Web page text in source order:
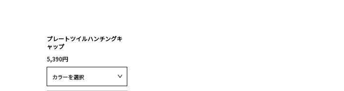
プレートツイルハンチングキ
ャップ
5,390円